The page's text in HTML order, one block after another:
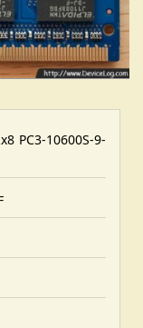
PC3-10600S-9-